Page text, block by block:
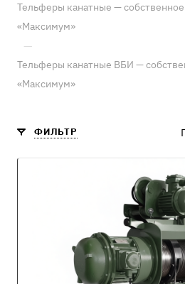
Тельферы канатные —
«Максимум»
—
Тельферы канатные ВБИ —
«Максимум»
ФИЛЬТР